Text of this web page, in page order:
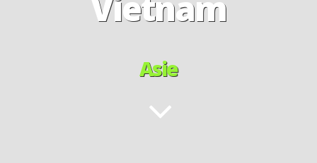
Asie